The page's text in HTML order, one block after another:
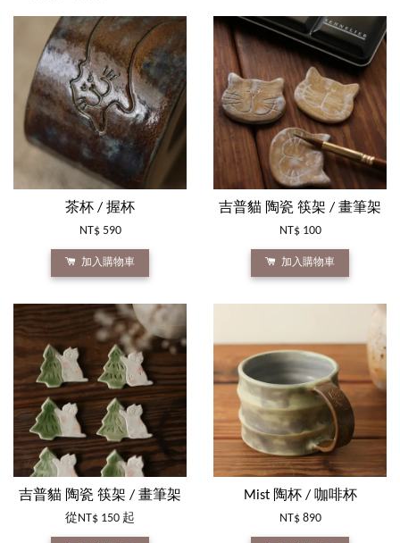
茶杯 / 握杯
NT$ 590
加入購物車
吉普貓 陶瓷 筷架 / 畫筆架
NT$ 100
加入購物車
吉普貓 陶瓷 筷架 / 畫筆架
從 NT$ 150 起
Mist 陶杯 / 咖啡杯
NT$ 890